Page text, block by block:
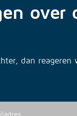
over
dan reageren